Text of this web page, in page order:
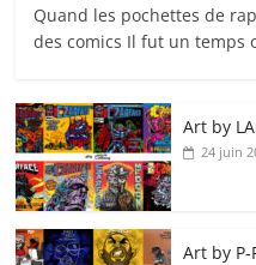
Quand les pochettes de
des comics Il fut un temps
Art by
24 juin
Art by